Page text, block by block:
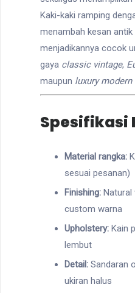
Kaki-kaki ramping
menambah kesan antik
menjadikannya cocok
gaya classic vintage,
maupun luxury
Spesifikasi
Material rangka:
sesuai pesanan)
Finishing:
custom warna
Upholstery: Kain
lembut
Detail: Sandaran
ukiran halus